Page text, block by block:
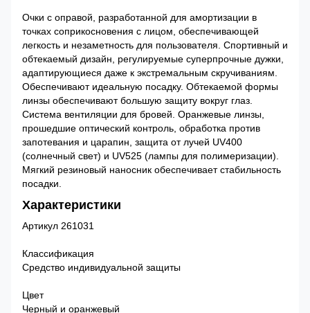
Очки c оправой, разработанной для амортизации в
точках соприкосновения с лицом, обеспечивающей
легкость и незаметность для пользователя. Спортивный и
обтекаемый дизайн, регулируемые суперпрочные дужки,
адаптирующиеся даже к экстремальным скручиваниям.
Обеспечивают идеальную посадку. Обтекаемой формы
линзы обеспечивают большую защиту вокруг глаз.
Система вентиляции для бровей. Оранжевые линзы,
прошедшие оптический контроль, обработка против
запотевания и царапин, защита от лучей UV400
(солнечный свет) и UV525 (лампы для полимеризации).
Мягкий резиновый наносник обеспечивает стабильность
посадки.
Характеристики
Артикул 261031
Классификация
Средство индивидуальной защиты
Цвет
Черный и оранжевый